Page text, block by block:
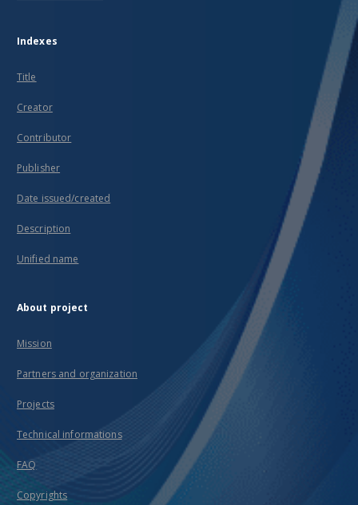
Indexes
Title
Creator
Contributor
Publisher
Date issued/created
Description
Unified name
About project
Mission
Partners and organization
Projects
Technical informations
FAQ
Copyrights